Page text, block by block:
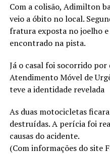
Com a colisão, Adimilton
veio a óbito no local.
fratura exposta no joelho
encontrado na pista.
Já o casal foi socorrido por
Atendimento Móvel de
teve a identidade revelada
As duas motocicletas
destruídas. A perícia foi
causas do acidente.
(Com informações do site